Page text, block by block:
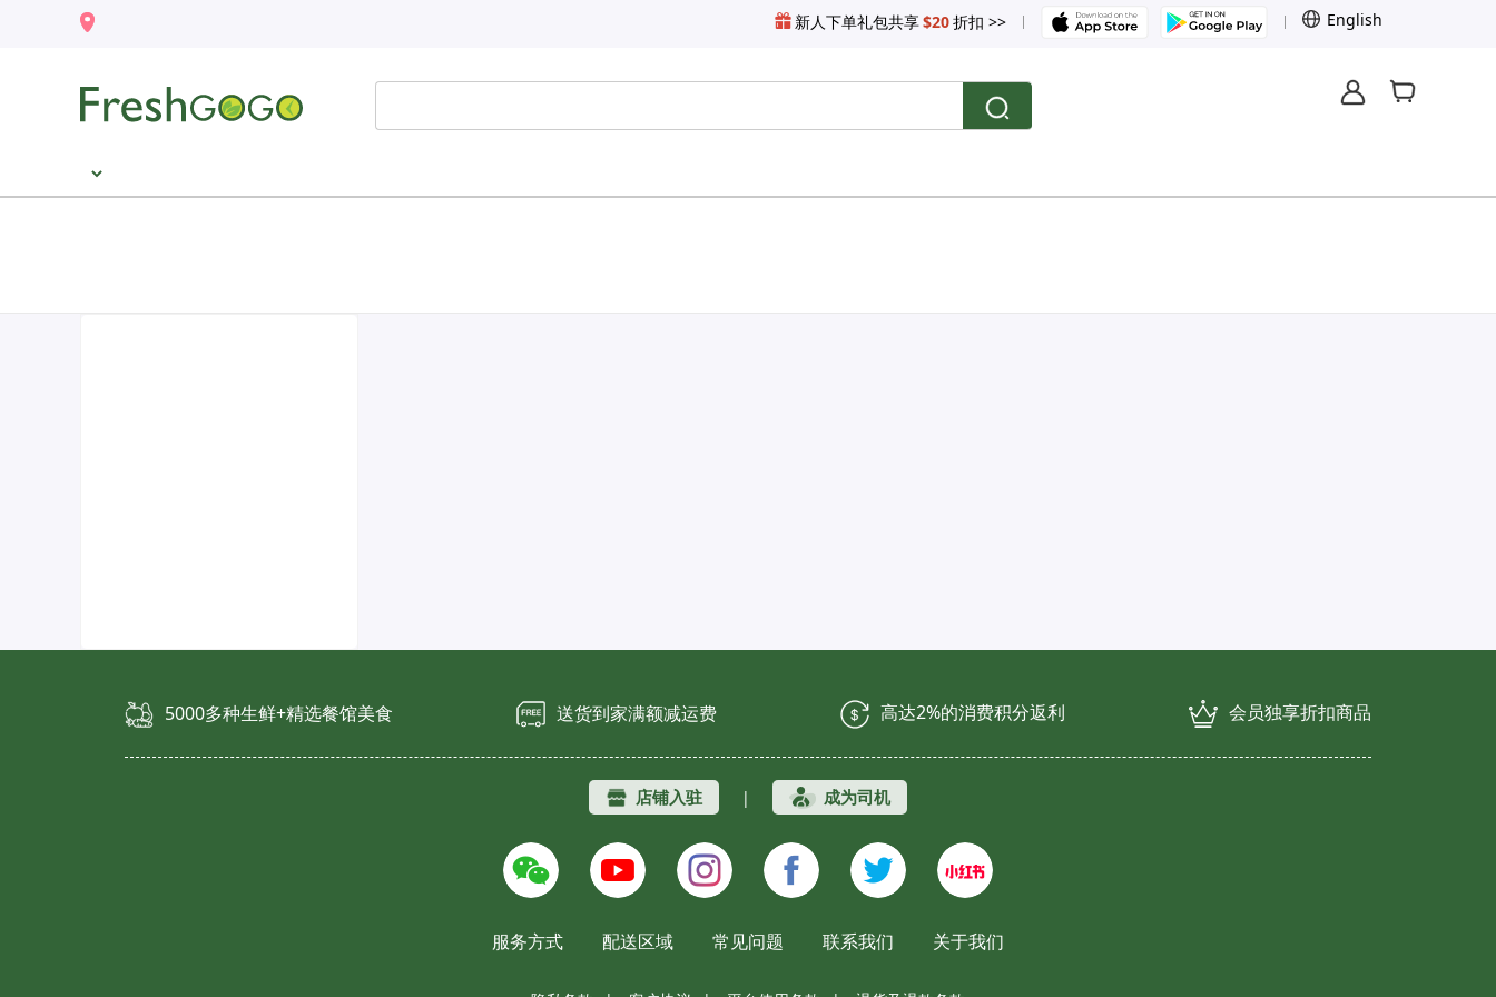
新人下单礼包共享$20折扣 >> English
5000多种生鲜+精选餐馆美食 送货到家满额减运费 高达2%的消费积分返利 会员独享折扣商品
店铺入驻 | 成为司机
服务方式 配送区域 常见问题 联系我们 关于我们